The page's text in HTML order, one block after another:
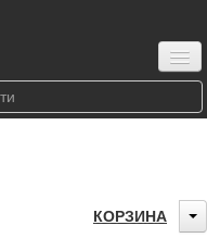
КОРЗИНА